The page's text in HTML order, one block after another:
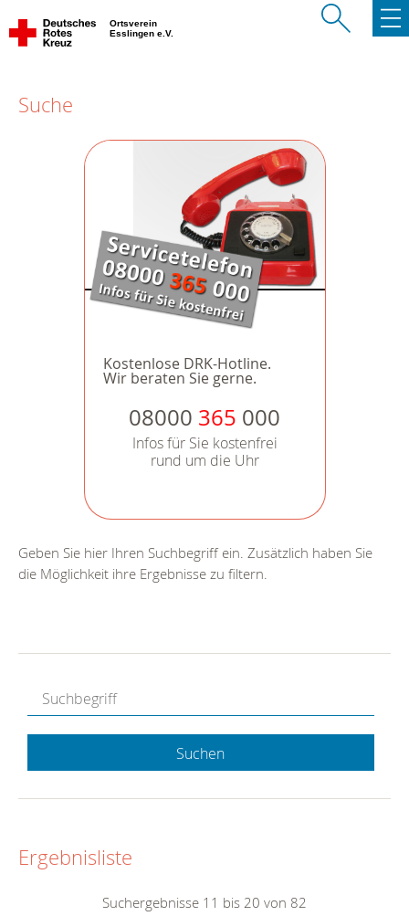
Ortsverein
Esslingen e.V.
Suche
Kostenlose DRK-Hotline.
Wir beraten Sie gerne.
08000 365 000
Infos für Sie kostenfrei
rund um die Uhr
Geben Sie hier Ihren Suchbegriff ein. Zusätzlich haben Sie
die Möglichkeit ihre Ergebnisse zu filtern.
Suchen
Ergebnisliste
Suchergebnisse 11 bis 20 von 82